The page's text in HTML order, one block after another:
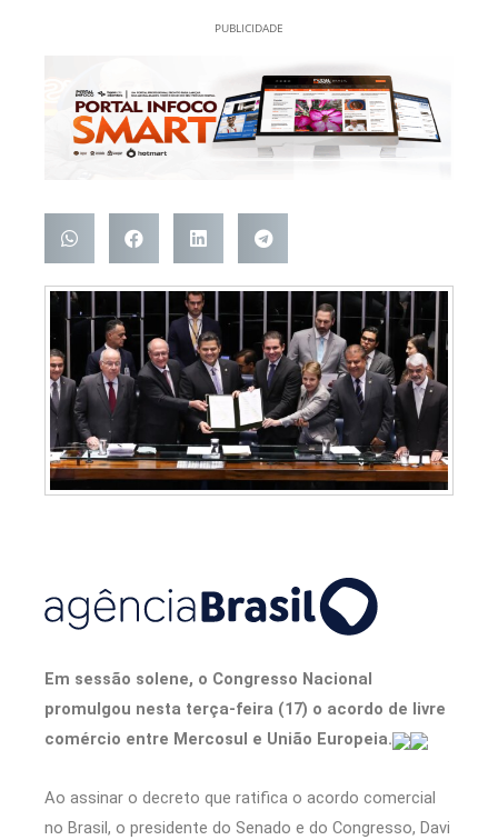
PUBLICIDADE
Em sessão solene, o Congresso Nacional
promulgou nesta terça-feira (17) o acordo de livre
comércio entre Mercosul e União Europeia.
Ao assinar o decreto que ratifica o acordo comercial
no Brasil, o presidente do Senado e do Congresso, Davi